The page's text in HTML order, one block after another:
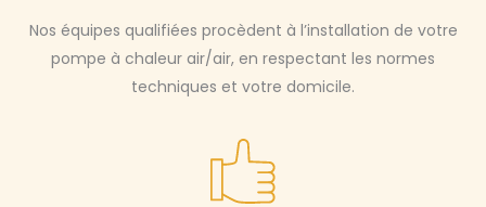
Nos équipes qualifiées procèdent à l’installation de votre
pompe à chaleur air/air, en respectant les normes
techniques et votre domicile.